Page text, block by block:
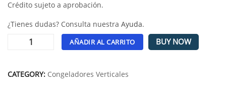
Crédito sujeto a aprobación.
¿Tienes dudas? Consulta nuestra Ayuda.
AÑADIR AL CARRITO BUY NOW
CATEGORY: Congeladores Verticales